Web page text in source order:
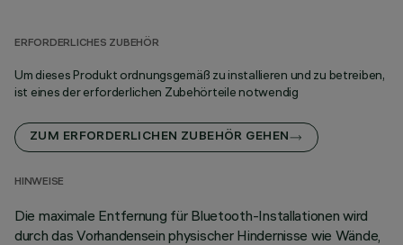
ERFORDERLICHES ZUBEHÖR
Um dieses Produkt ordnungsgemäß zu installieren und zu betreiben,
ist eines der erforderlichen Zubehörteile notwendig
ZUM ERFORDERLICHEN ZUBEHÖR GEHEN
HINWEISE
Die maximale Entfernung für Bluetooth-Installationen wird
durch das Vorhandensein physischer Hindernisse wie Wände,